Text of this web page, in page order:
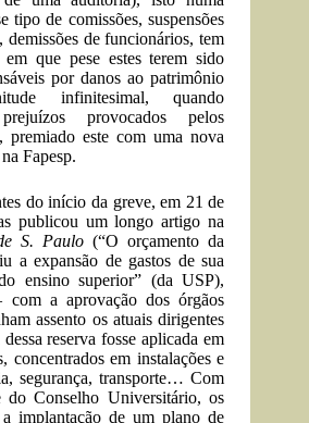
tipo de comissões, suspensões
demissões de funcionários, tem
que pese estes terem sido
por danos ao patrimônio
infinitesimal, quando
provocados pelos
premiado este com uma nova
Fapesp.
do início da greve, em 21 de
publicou um longo artigo na
S. Paulo(“O orçamento da
a expansão de gastos de sua
ensino superior” (da USP),
com a aprovação dos órgãos
assento os atuais dirigentes
reserva fosse aplicada em
concentrados em instalações e
segurança, transporte… Com
do Conselho Universitário, os
implantação de um plano de